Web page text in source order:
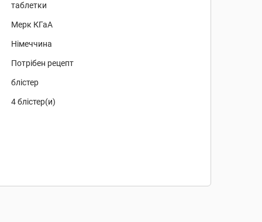
таблетки
Мерк КГаА
Німеччина
Потрібен рецепт
блістер
4 блістер(и)